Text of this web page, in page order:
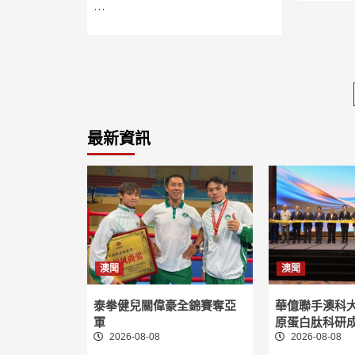
…
最新資訊
澳聞
泰拳健兒關偉豪全錦賽奪亞
軍
2026-08-08
澳聞
華億聯手澳科
原蛋白肽科研
2026-08-08